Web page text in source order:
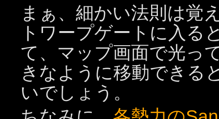
まぁ、細かい法則は覚
トワープゲートに入る
て、マップ画面で光っ
きなように移動できる
いでしょう。